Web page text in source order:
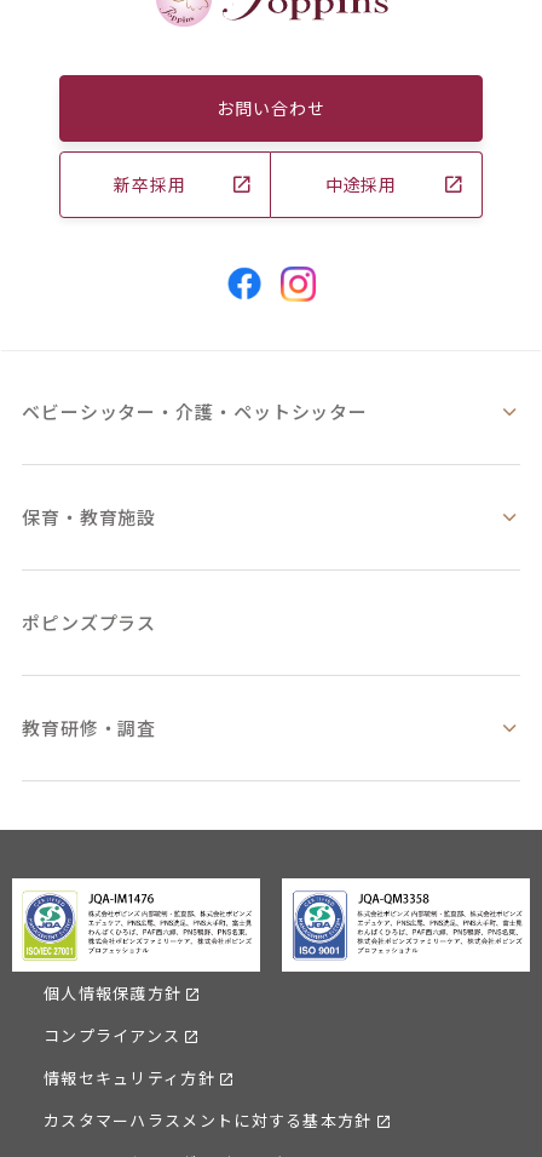
お問い合わせ
新卒採用 中途採用
ベビーシッター・介護・ペットシッター
保育・教育施設
ポピンズプラス
教育研修・調査
個人情報保護方針
コンプライアンス
情報セキュリティ方針
カスタマーハラスメントに対する基本方針